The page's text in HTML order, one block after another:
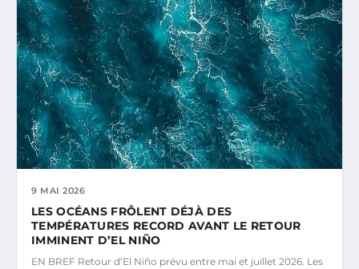
9 MAI 2026
LES OCÉANS FRÔLENT DÉJÀ DES
TEMPÉRATURES RECORD AVANT LE RETOUR
IMMINENT D’EL NIÑO
EN BREF Retour d’El Niño prévu entre mai et juillet 2026. Les